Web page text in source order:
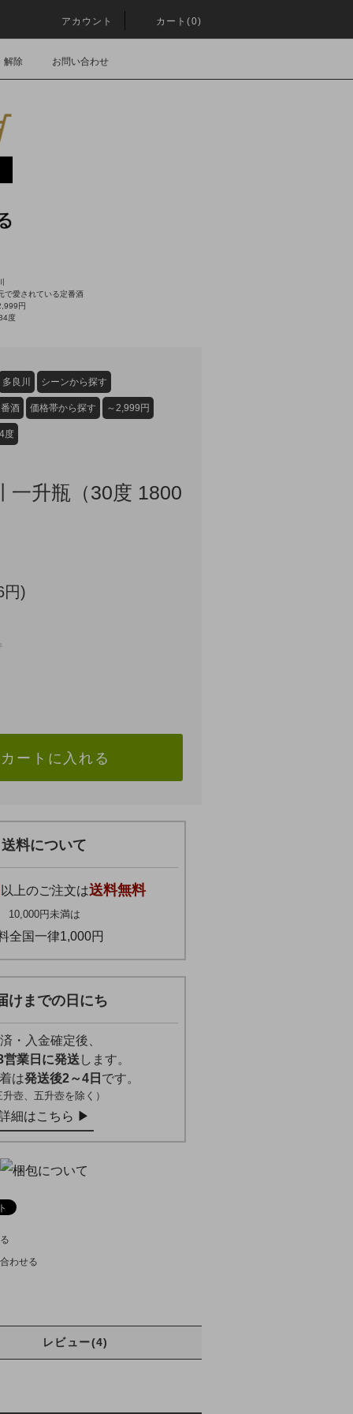
アカウント カート(0)
解除 お問い合わせ
で愛されている定番酒
円
度
多良川 シーンから探す
酒 価格帯から探す ～2,999円
度
一升瓶（30度 1800
円)
カートに入れる
送料について
以上のご注文は送料無料
10,000円未満は
全国一律1,000円
けまでの日にち
・入金確定後、
営業日に発送 します。
は発送後2～4日 です。
升壺、五升壺を除く）
細はこちら ▶︎
わせる
レビュー(4)